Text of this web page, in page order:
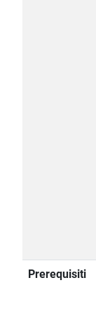
Prerequisiti